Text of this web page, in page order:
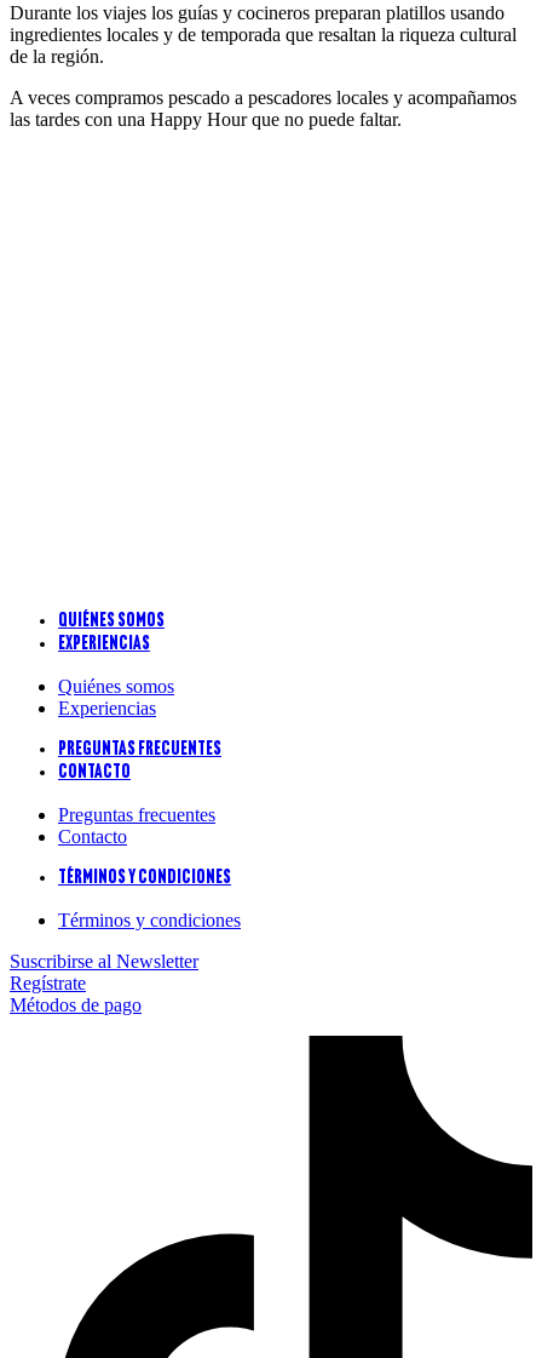
Durante los viajes los guías y cocineros preparan platillos usando
ingredientes locales y de temporada que resaltan la riqueza cultural
de la región.
A veces compramos pescado a pescadores locales y acompañamos
las tardes con una Happy Hour que no puede faltar.
Quiénes somos
Experiencias
Quiénes somos
Experiencias
Preguntas frecuentes
Contacto
Preguntas frecuentes
Contacto
Términos y condiciones
Términos y condiciones
Suscribirse al Newsletter
Regístrate
Métodos de pago